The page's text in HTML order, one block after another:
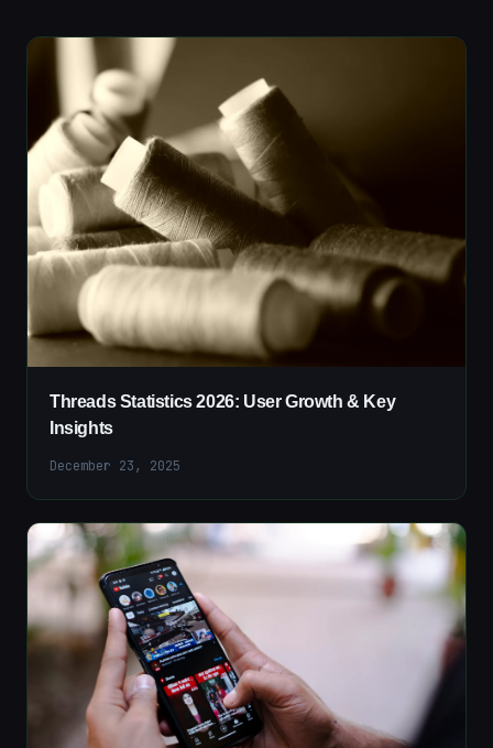
Threads Statistics 2026: User Growth & Key
Insights
December 23, 2025